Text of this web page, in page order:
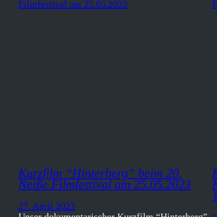
Kurzfilm “Hinterberg” beim 20.
Neiße Filmfestival am 25.05.2023
27. April 2023